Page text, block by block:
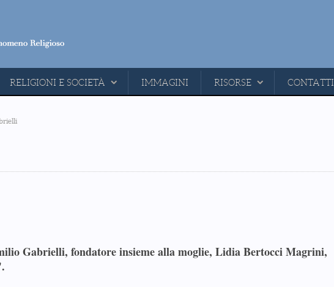
RELIGIONI E SOCIETÀ IMMAGINI RISORSE CONTATTI
Gabrielli, fondatore insieme alla moglie, Lidia Bertocci Magrini,